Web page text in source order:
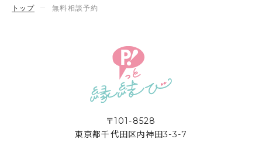
トップ 無料相談予約
〒101-8528
東京都千代田区内神田3-3-7